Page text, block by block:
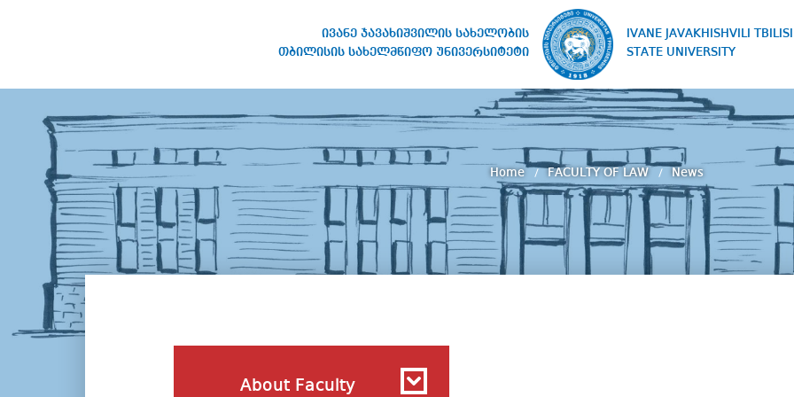
ივანე ჯავახიშვილის სახელობის
თბილისის სახელმწიფო უნივერსიტეტი
IVANE JAVAKHISHVILI TBILISI
STATE UNIVERSITY
STATE UNIVERSITY
Home FACULTY OF LAW News
About Faculty